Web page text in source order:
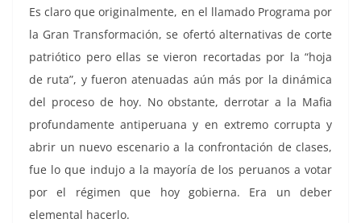
Es claro que originalmente, en el llamado Programa por
la Gran Transformación, se ofertó alternativas de corte
patriótico pero ellas se vieron recortadas por la “hoja
de ruta”, y fueron atenuadas aún más por la dinámica
del proceso de hoy. No obstante, derrotar a la Mafia
profundamente antiperuana y en extremo corrupta y
abrir un nuevo escenario a la confrontación de clases,
fue lo que indujo a la mayoría de los peruanos a votar
por el régimen que hoy gobierna. Era un deber
elemental hacerlo.